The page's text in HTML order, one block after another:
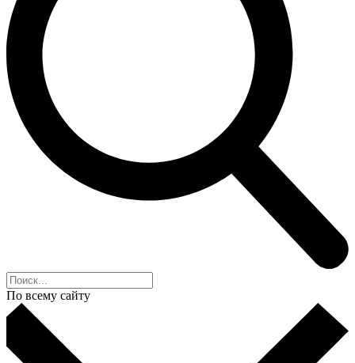
По всему сайту